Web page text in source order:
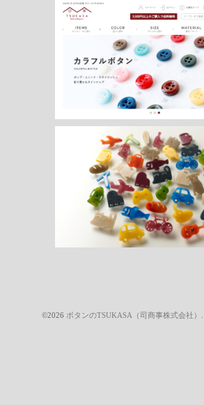
©2026 ボタンのTSUKASA（司商事株式会社）